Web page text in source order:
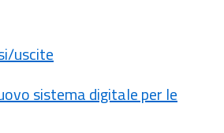
uscite
sistema digitale per le